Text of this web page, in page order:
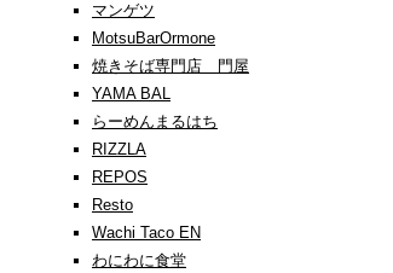
マンゲツ
MotsuBarOrmone
焼きそば専門店 門屋
YAMA BAL
らーめんまるはち
RIZZLA
REPOS
Resto
Wachi Taco EN
わにわに食堂